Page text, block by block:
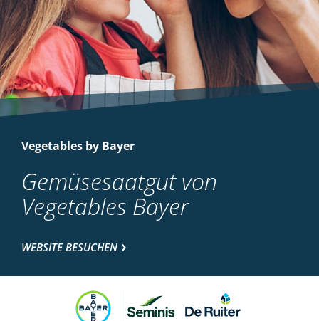
Vegetables by Bayer
Gemüsesaatgut von
Vegetables Bayer
WEBSITE BESUCHEN